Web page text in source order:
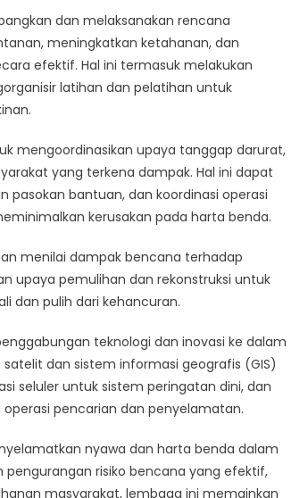
dan melaksanakan rencana
meningkatkan ketahanan, dan
efektif. Hal ini termasuk melakukan
latihan dan pelatihan untuk
mengoordinasikan upaya tanggap darurat,
yang terkena dampak. Hal ini dapat
bantuan, dan koordinasi operasi
kerusakan pada harta benda.
menilai dampak bencana terhadap
upaya pemulihan dan rekonstruksi untuk
dan pulih dari kehancuran.
teknologi dan inovasi ke dalam
dan sistem informasi geografis (GIS)
seluler untuk sistem peringatan dini, dan
pencarian dan penyelamatan.
nyawa dan harta benda dalam
risiko bencana yang efektif,
masyarakat, lembaga ini memainkan